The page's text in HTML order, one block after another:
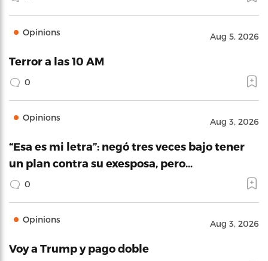
Opinions Aug 5, 2026
Terror a las 10 AM
0
Opinions Aug 3, 2026
“Esa es mi letra”: negó tres veces bajo tener
un plan contra su exesposa, pero…
0
Opinions Aug 3, 2026
Voy a Trump y pago doble